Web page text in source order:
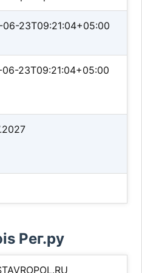
23T09:21:04+05:00
23T09:21:04+05:00
Рег.ру